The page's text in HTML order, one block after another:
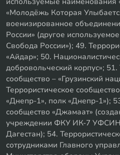
«Молодёжь Которая
военизированное
России» (другое
Свобода России»); 49.
«Айдар»; 50.
добровольческий корпус»; 51.
сообщество – «Грузинский
Террористическое
«Днепр-1», полк «Днепр-1»);
сообщество «Джамаат»
учреждении ФКУ ИК-7 УФСИН
Дагестан); 54.
сотрудниками Главного